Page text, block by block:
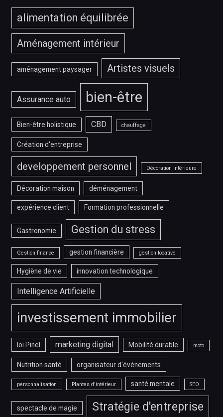
alimentation équilibrée
Aménagement intérieur
aménagement paysager Artistes visuels
Assurance auto bien-être
Bien-être holistique CBD chauffage
Création d'entreprise
developpement personnel Décoration intérieure
Décoration maison déménagement
expérience client Formation professionnelle
Gastronomie Gestion du stress
Gestion finance gestion financière gestion locative
Hygiène de vie innovation technologique
Intelligence Artificielle
investissement immobilier
loi Pinel marketing digital Mobilité durable moto
Nutrition santé organisateur d'évènements
personnalisation Plantes d'intérieur santé mentale SEO
spectacle de magie Stratégie d'entreprise